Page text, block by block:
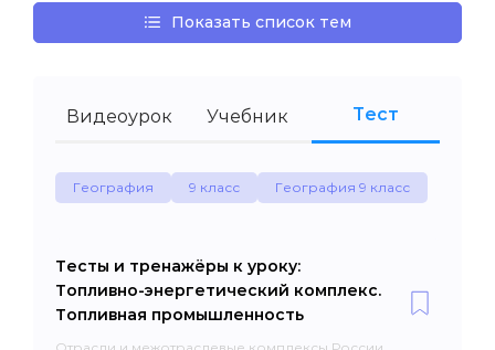
Показать список тем
Видеоурок Учебник Тест
География 9 класс География 9 класс
Тесты и тренажёры к уроку:
Топливно-энергетический комплекс.
Топливная промышленность